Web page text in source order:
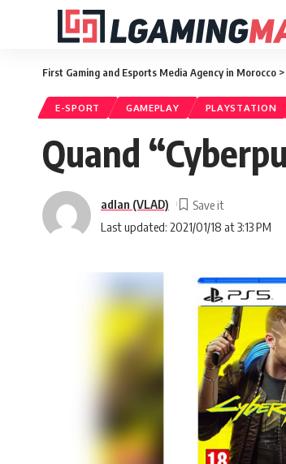
First Gaming and Esports Media Agency in Morocco >
E-SPORT GAMEPLAY PLAYSTATION
Quand
Last updated: 2021/01/18 at 3:13 PM
adlan (VLAD)